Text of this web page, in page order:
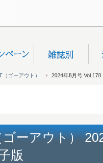
ゴーアウト） 2024年8月号 Vol.178
ーアウト）
版